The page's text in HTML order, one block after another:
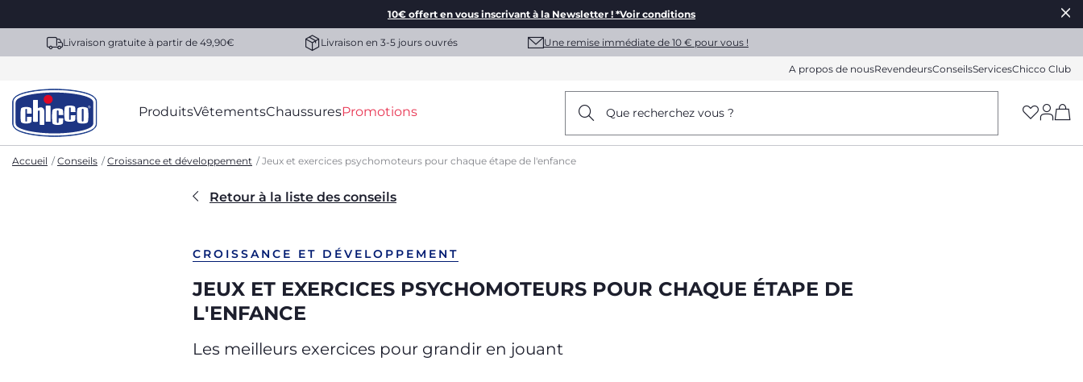
10€ offert en vous inscrivant à la Newsletter ! *Voir conditions
Livraison gratuite à partir de 49,90€ Livraison en 3-5 jours ouvrés Une remise immédiate de 10 € pour vous !
A propos de nousRevendeursConseilsServicesChicco Club
ProduitsVêtementsChaussuresPromotions Que recherchez vous ?
Accueil Conseils Croissance et développement Jeux et exercices psychomoteurs pour chaque étape de l'enfance
Retour à la liste des conseils
CROISSANCE ET DÉVELOPPEMENT
JEUX ET EXERCICES PSYCHOMOTEURS POUR CHAQUE ÉTAPE DE
L'ENFANCE
Les meilleurs exercices pour grandir en jouant